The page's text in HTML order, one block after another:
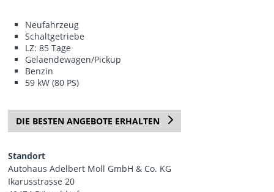
Neufahrzeug
Schaltgetriebe
LZ: 85 Tage
Gelaendewagen/Pickup
Benzin
59 kW (80 PS)
DIE BESTEN ANGEBOTE ERHALTEN
Standort
Autohaus Adelbert Moll GmbH & Co. KG
Ikarusstrasse 20